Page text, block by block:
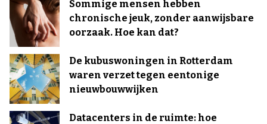
Sommige mensen hebben
chronische jeuk, zonder aanwijsbare
oorzaak. Hoe kan dat?
De kubuswoningen in Rotterdam
waren verzet tegen eentonige
nieuwbouwwijken
Datacenters in de ruimte: hoe